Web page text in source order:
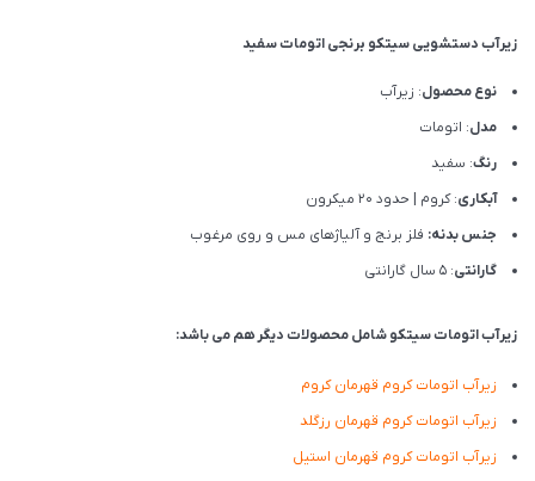
زیرآب دستشویی سیتکو برنجی اتومات سفید
نوع محصول: زیرآب
مدل: اتومات
رنگ: سفید
آبکاری: کروم | حدود 20 میکرون
جنس بدنه: فلز برنج و آلیاژهای مس و روی مرغوب
گارانتی: 5 سال گارانتی
زیرآب اتومات سیتکو شامل محصولات دیگر هم می باشد:
زیرآب اتومات کروم قهرمان کروم
زیرآب اتومات کروم قهرمان رزگلد
زیرآب اتومات کروم قهرمان استیل